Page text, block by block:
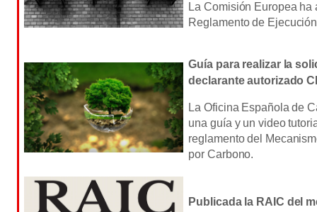
La Comisión Europea ha
Reglamento de
Guía para realizar la
declarante autorizado
La Oficina Española de
una guía y un video
reglamento del
por Carbono.
Publicada la RAIC del